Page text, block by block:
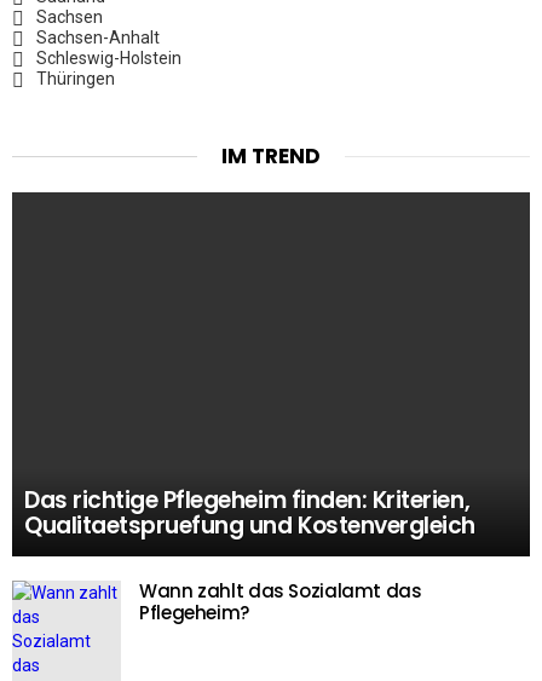
Sachsen
Sachsen-Anhalt
Schleswig-Holstein
Thüringen
IM TREND
Das richtige Pflegeheim finden: Kriterien,
Qualitaetspruefung und Kostenvergleich
Wann zahlt das Sozialamt das
Pflegeheim?